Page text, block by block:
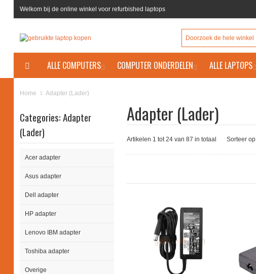
Welkom bij de online winkel voor refurbished laptops
ALLE COMPUTERS COMPUTER ONDERDELEN ALLE LAPTOPS
Home Adapter (Lader)
Adapter (Lader)
Artikelen 1 tot 24 van 87 in totaal Sorteer op
Categories: Adapter
(Lader)
Acer adapter
Asus adapter
Dell adapter
HP adapter
Lenovo IBM adapter
Toshiba adapter
Overige